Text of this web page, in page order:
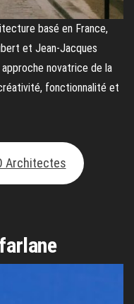
basé en France,
et Jean-Jacques
novatrice de la
fonctionnalité et
Architectes